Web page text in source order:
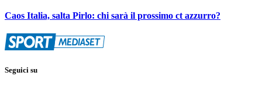
Caos Italia, salta Pirlo: chi sarà il prossimo ct azzurro?
Seguici su